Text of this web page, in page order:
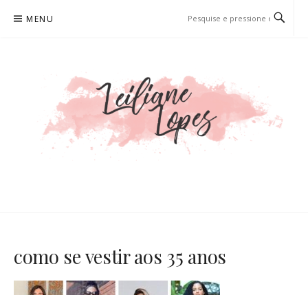
para
MENU
como se vestir aos 35 anos